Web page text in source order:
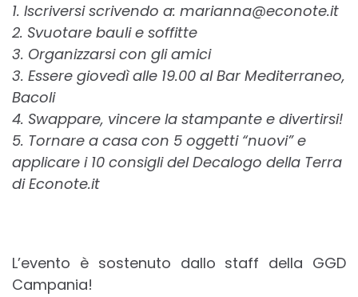
1. Iscriversi scrivendo a: marianna@econote.it
2. Svuotare bauli e soffitte
3. Organizzarsi con gli amici
3. Essere giovedì alle 19.00 al Bar Mediterraneo,
Bacoli
4. Swappare, vincere la stampante e divertirsi!
5. Tornare a casa con 5 oggetti “nuovi” e
applicare i 10 consigli del Decalogo della Terra
di Econote.it
L’evento è sostenuto dallo staff della GGD
Campania!